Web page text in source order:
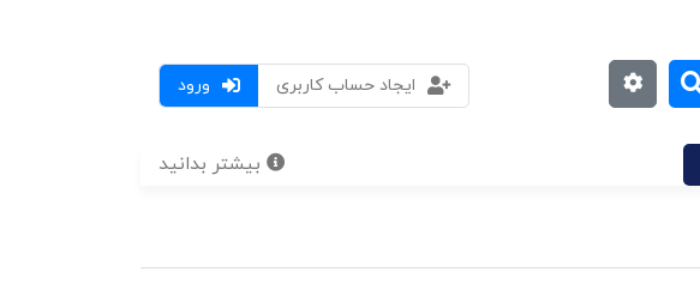
ورود
ایجاد حساب کاربری
بیشتر بدانید